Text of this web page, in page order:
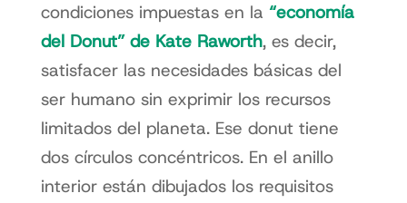
condiciones impuestas en la “economía
del Donut” de Kate Raworth, es decir,
satisfacer las necesidades básicas del
ser humano sin exprimir los recursos
limitados del planeta. Ese donut tiene
dos círculos concéntricos. En el anillo
interior están dibujados los requisitos